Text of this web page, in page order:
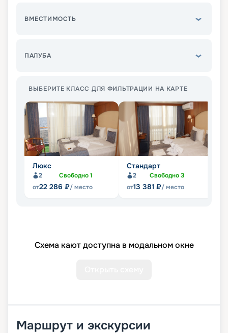
ВМЕСТИМОСТЬ
ПАЛУБА
ВЫБЕРИТЕ КЛАСС ДЛЯ ФИЛЬТРАЦИИ НА КАРТЕ
Люкс
2 Свободно1
от22 286 ₽/ место
Стандарт
2 Свободно3
от13 381 ₽/ место
Схема кают доступна в модальном окне
Маршрут и экскурсии